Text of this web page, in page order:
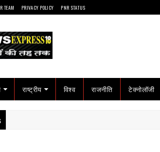
TEAM PRIVACY POLICY PNR STATUS
राष्ट्रीय विश्व राजनीति टेक्नोलॉजी